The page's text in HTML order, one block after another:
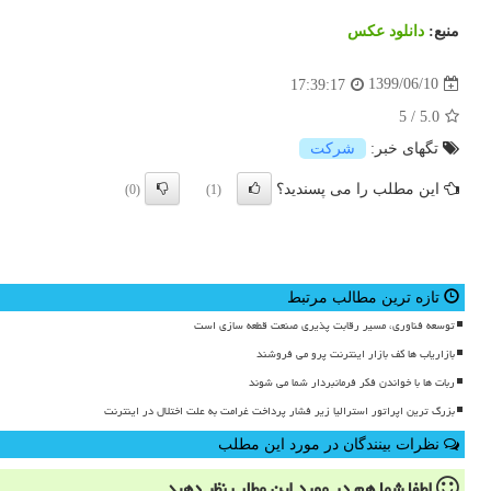
منبع: دانلود عكس
1399/06/10
17:39:17
5.0
/
5
تگهای خبر:
شركت
این مطلب را می پسندید؟ (1)
(0)
تازه ترین مطالب مرتبط
توسعه فناوری، مسیر رقابت پذیری صنعت قطعه سازی است
بازاریاب ها کف بازار اینترنت پرو می فروشند
ربات ها با خواندن فکر فرمانبردار شما می شوند
بزرگ ترین اپراتور استرالیا زیر فشار پرداخت غرامت به علت اختلال در اینترنت
نظرات بینندگان در مورد این مطلب